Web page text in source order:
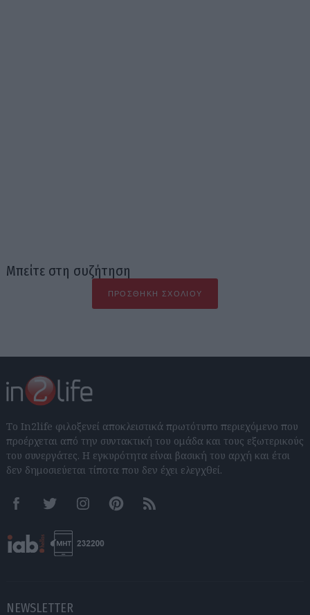
Μπείτε στη συζήτηση
ΠΡΟΣΘΉΚΗ ΣΧΟΛΊΟΥ
Το In2life φιλοξενεί αποκλειστικά πρωτότυπο περιεχόμενο που
προέρχεται από την συντακτική του ομάδα και τους εξωτερικούς
του συνεργάτες. Η εγκυρότητα είναι βασική του αρχή και έτσι
δεν δημοσιεύεται τίποτα που δεν έχει ελεγχθεί.
FacebookTwitter InstagramPinterestRSS feeds
NEWSLETTER